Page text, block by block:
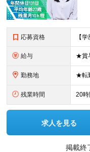
応募資格
給与
勤務地
残業時間 20時
求人を見る
掲載終